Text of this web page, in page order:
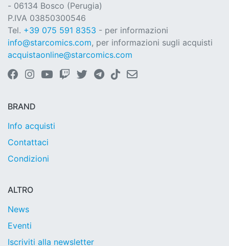
- 06134 Bosco (Perugia)
P.IVA 03850300546
Tel. +39 075 591 8353 - per informazioni
info@starcomics.com, per informazioni sugli acquisti
acquistaonline@starcomics.com
BRAND
Info acquisti
Contattaci
Condizioni
ALTRO
News
Eventi
Iscriviti alla newsletter